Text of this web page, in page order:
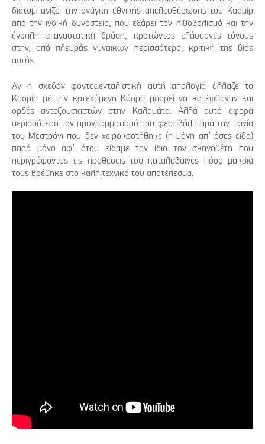
διατυμπανίζει την ανάγκη εθνικής απελευθέρωσης του Κασμίρ
από την ινδική δυναστεία, που εξάρει τον λιθοβολισμό και την
ένοπλη επαναστατική δράση, κρατώντας ελάσσονες τόνους
στην, από πλευράς γυναικών περισσότερο, κριτική της βίας
αυτής.
Αν η σχεδόν φονταμενταλιστική αυτή απολογία άλλαζε το
Κασμίρ με την κατεχόμενη Κύπρο μπορεί να κατέφθαναν και
ορδές αντεξουσιαστών στην Καλαμάτα. Αλλά αυτό αφορά
περισσότερο τον προγραμματισμό του φεστιβάλ παρά την ταινία
του Μεστρόνι που δεν χειροκροτήθηκε (η μόνη απ’ όσες είδα)
παρά μόνο αφ’ ότου είδαμε τον ίδιο τον σκηνοθέτη που
περιγράφοντας τις προθέσεις του καταλάβαινες πόσο μακριά
τους βρέθηκε στο καλλιτεχνικό του αποτέλεσμα.